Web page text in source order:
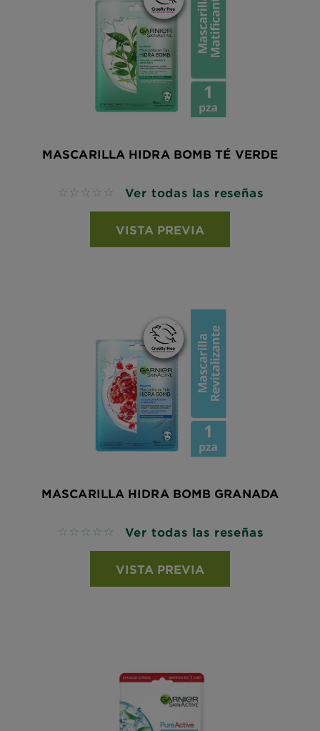
MASCARILLA HIDRA BOMB TÉ VERDE
No reviews Ver todas las reseñas
VISTA PREVIA
MASCARILLA HIDRA BOMB GRANADA
No reviews Ver todas las reseñas
VISTA PREVIA